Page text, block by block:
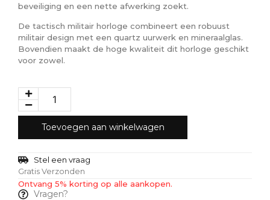
beveiliging en een nette afwerking zoekt.
De tactisch militair horloge combineert een robuust
militair design met een quartz uurwerk en mineraalglas.
Bovendien maakt de hoge kwaliteit dit horloge geschikt
voor zowel.
Toevoegen aan winkelwagen
Stel een vraag
Gratis Verzonden
Ontvang 5% korting op alle aankopen.
Vragen?